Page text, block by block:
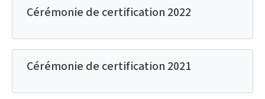
Cérémonie de certification 2022
Cérémonie de certification 2021